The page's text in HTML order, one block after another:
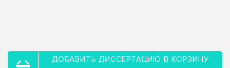
ДОБАВИТЬ ДИССЕРТАЦИЮ В КОРЗИНУ